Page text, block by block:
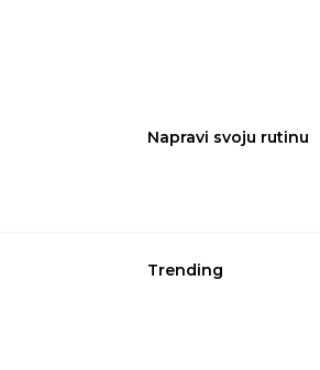
Napravi svoju rutinu
Trending